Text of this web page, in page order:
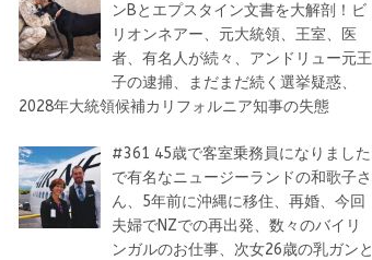
ンBとエプスタイン文書を大解剖！ビ
リオンネアー、元大統領、王室、医
者、有名人が続々、アンドリュー元王
子の逮捕、まだまだ続く選挙疑惑、
2028年大統領候補カリフォルニア知事の失態
#361 45歳で客室乗務員になりました
で有名なニュージーランドの和歌子さ
ん、5年前に沖縄に移住、再婚、今回
夫婦でNZでの再出発、数々のバイリ
ンガルのお仕事、次女26歳の乳ガンと